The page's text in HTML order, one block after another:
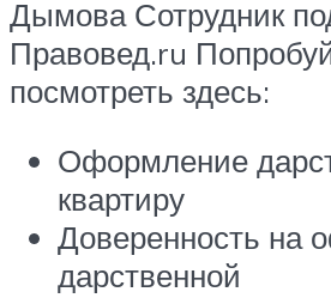
Дымова Сотрудник
Правовед.ru
посмотреть здесь:
Оформление
квартиру
Доверенность на
дарственной